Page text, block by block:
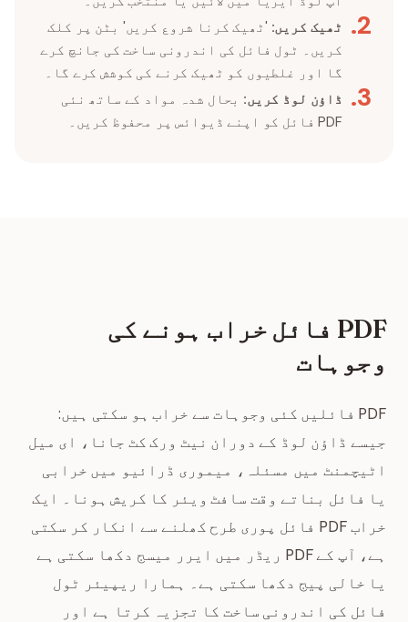
2
. ٹھیک کریں: 'ٹھیک کرنا شروع کریں' بٹن پر کلک
کریں۔ ٹول فائل کی اندرونی ساخت کی جانچ کرے
گا اور غلطیوں کو ٹھیک کرنے کی کوشش کرے گا۔
3
. ڈاؤن لوڈ کریں: بحال شدہ مواد کے ساتھ نئی
PDF فائل کو اپنے ڈیوائس پر محفوظ کریں۔
PDF فائل خراب ہونے کی
وجوہات
PDF فائلیں کئی وجوہات سے خراب ہو سکتی ہیں:
جیسے ڈاؤن لوڈ کے دوران نیٹ ورک کٹ جانا، ای میل
اٹیچمنٹ میں مسئلہ، میموری ڈرائیو میں خرابی
یا فائل بناتے وقت سافٹ ویئر کا کریش ہونا۔ ایک
خراب PDF فائل پوری طرح کھلنے سے انکار کر سکتی
ہے، آپ کے PDF ریڈر میں ایرر میسج دکھا سکتی ہے
یا خالی پیج دکھا سکتی ہے۔ ہمارا ریپیئر ٹول
فائل کی اندرونی ساخت کا تجزیہ کرتا ہے اور